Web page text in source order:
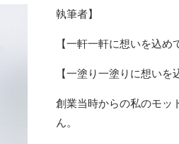
執筆者】
【一軒一軒に想いを込め
【一塗り一塗りに想いを
創業当時からの私のモッ
ん。